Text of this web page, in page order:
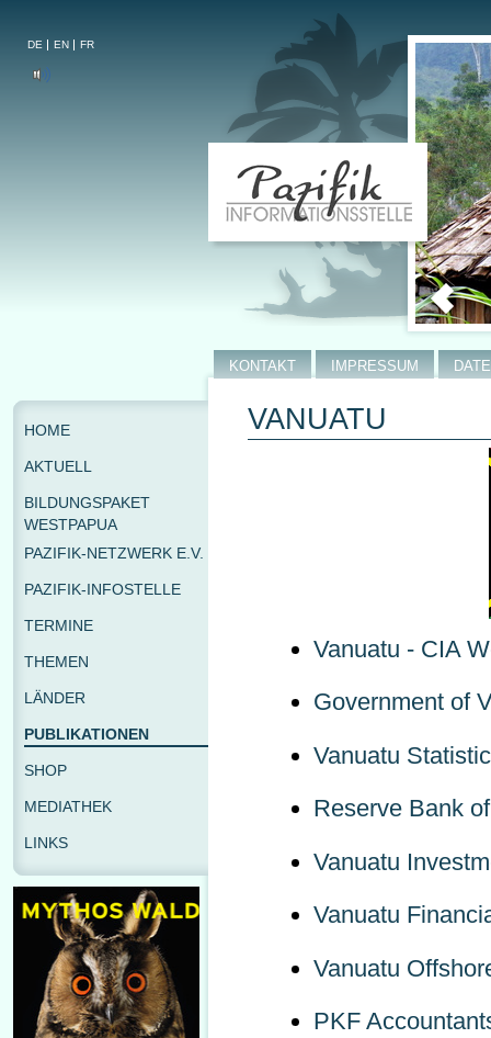
DE EN FR
VANUATU
Vanuatu - CIA
Government of
Vanuatu
Reserve Bank
Vanuatu
Vanuatu
Vanuatu
PKF
KONTAKT IMPRESSUM
HOME
AKTUELL
BILDUNGSPAKET
WESTPAPUA
PAZIFIK-NETZWERK E.V.
PAZIFIK-INFOSTELLE
TERMINE
THEMEN
LÄNDER
PUBLIKATIONEN
SHOP
MEDIATHEK
LINKS